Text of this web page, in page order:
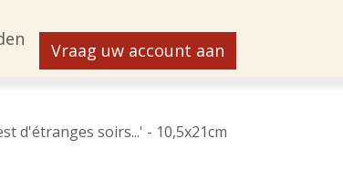
Vraag uw account aan
d'étranges soirs...' - 10,5x21cm